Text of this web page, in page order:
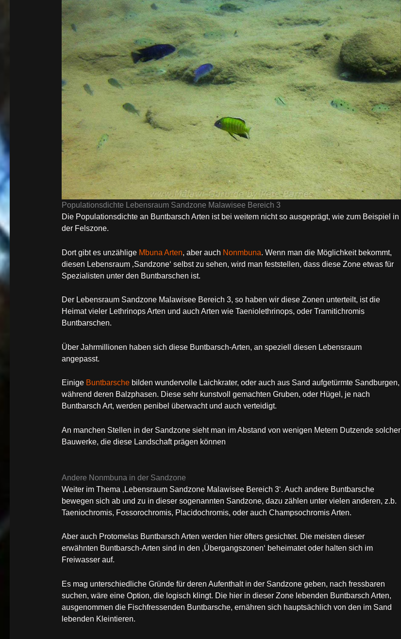
Populationsdichte Lebensraum Sandzone Malawisee Bereich 3
Die Populationsdichte an Buntbarsch Arten ist bei weitem nicht so ausgeprägt, wie zum Beispiel in
der Felszone.
Dort gibt es unzählige Mbuna Arten, aber auch Nonmbuna. Wenn man die Möglichkeit bekommt,
diesen Lebensraum ‚Sandzone‘ selbst zu sehen, wird man feststellen, dass diese Zone etwas für
Spezialisten unter den Buntbarschen ist.
Der Lebensraum Sandzone Malawisee Bereich 3, so haben wir diese Zonen unterteilt, ist die
Heimat vieler Lethrinops Arten und auch Arten wie Taeniolethrinops, oder Tramitichromis
Buntbarschen.
Über Jahrmillionen haben sich diese Buntbarsch-Arten, an speziell diesen Lebensraum
angepasst.
Einige Buntbarschebilden wundervolle Laichkrater, oder auch aus Sand aufgetürmte Sandburgen,
während deren Balzphasen. Diese sehr kunstvoll gemachten Gruben, oder Hügel, je nach
Buntbarsch Art, werden penibel überwacht und auch verteidigt.
An manchen Stellen in der Sandzone sieht man im Abstand von wenigen Metern Dutzende solcher
Bauwerke, die diese Landschaft prägen können
Andere Nonmbuna in der Sandzone
Weiter im Thema ‚Lebensraum Sandzone Malawisee Bereich 3‘. Auch andere Buntbarsche
bewegen sich ab und zu in dieser sogenannten Sandzone, dazu zählen unter vielen anderen, z.b.
Taeniochromis, Fossorochromis, Placidochromis, oder auch Champsochromis Arten.
Aber auch Protomelas Buntbarsch Arten werden hier öfters gesichtet. Die meisten dieser
erwähnten Buntbarsch-Arten sind in den ‚Übergangszonen‘ beheimatet oder halten sich im
Freiwasser auf.
Es mag unterschiedliche Gründe für deren Aufenthalt in der Sandzone geben, nach fressbaren
suchen, wäre eine Option, die logisch klingt. Die hier in dieser Zone lebenden Buntbarsch Arten,
ausgenommen die Fischfressenden Buntbarsche, ernähren sich hauptsächlich von den im Sand
lebenden Kleintieren.